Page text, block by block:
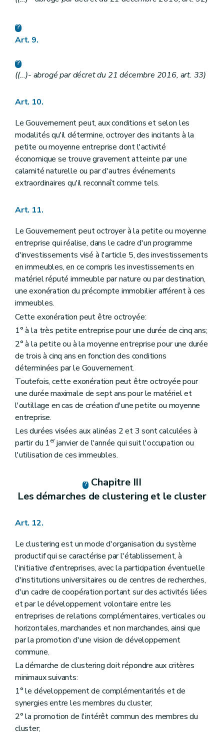
Art. 9.
((...)- abrogé par décret du 21 décembre 2016, art. 33)
Art. 10.
Le Gouvernement peut, aux conditions et selon les
modalités qu'il détermine, octroyer des incitants à la
petite ou moyenne entreprise dont l'activité
économique se trouve gravement atteinte par une
calamité naturelle ou par d'autres événements
extraordinaires qu'il reconnaît comme tels.
Art. 11.
Le Gouvernement peut octroyer à la petite ou moyenne
entreprise qui réalise, dans le cadre d'un programme
d'investissements visé à l'article 5, des investissements
en immeubles, en ce compris les investissements en
matériel réputé immeuble par nature ou par destination,
une exonération du précompte immobilier afférent à ces
immeubles.
Cette exonération peut être octroyée:
1° à la très petite entreprise pour une durée de cinq ans;
2° à la petite ou à la moyenne entreprise pour une durée
de trois à cinq ans en fonction des conditions
déterminées par le Gouvernement.
Toutefois, cette exonération peut être octroyée pour
une durée maximale de sept ans pour le matériel et
l'outillage en cas de création d'une petite ou moyenne
entreprise.
Les durées visées aux alinéas 2 et 3 sont calculées à
partir du 1erjanvier de l'année qui suit l'occupation ou
l'utilisation de ces immeubles.
Chapitre III
Les démarches de clustering et le cluster
Art. 12.
Le clustering est un mode d'organisation du système
productif qui se caractérise par l'établissement, à
l'initiative d'entreprises, avec la participation éventuelle
d'institutions universitaires ou de centres de recherches,
d'un cadre de coopération portant sur des activités liées
et par le développement volontaire entre les
entreprises de relations complémentaires, verticales ou
horizontales, marchandes et non marchandes, ainsi que
par la promotion d'une vision de développement
commune.
La démarche de clustering doit répondre aux critères
minimaux suivants:
1° le développement de complémentarités et de
synergies entre les membres du cluster;
2° la promotion de l'intérêt commun des membres du
cluster;